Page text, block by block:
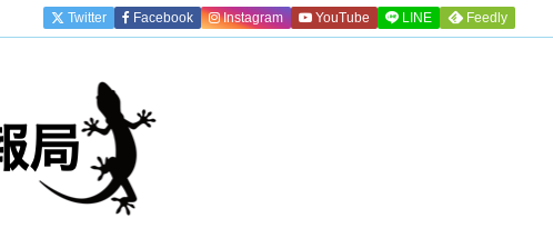
Twitter Facebook Instagram YouTube LINE Feedly